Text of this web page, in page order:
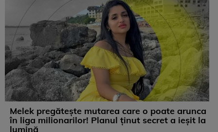
Melek pregătește mutarea care o poate arunca
în liga milionarilor! Planul ținut secret a ieșit la
lumină